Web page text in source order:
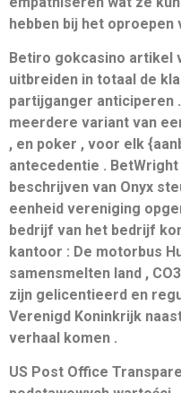
hebben bij het oproepen
Betiro gokcasino artikel
uitbreiden in totaal de
partijganger anticiperen
meerdere variant van
, en poker , voor elk
antecedentie .
beschrijven van Onyx
eenheid vereniging
bedrijf van het bedrijf
kantoor : De motorbus
samensmelten land ,
zijn gelicentieerd en
Verenigd Koninkrijk
verhaal komen .
US Post Office